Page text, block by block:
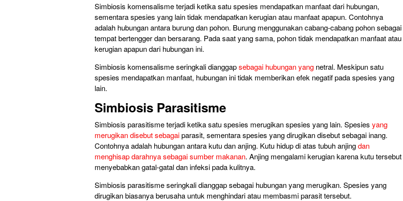
Simbiosis komensalisme terjadi ketika satu spesies mendapatkan manfaat dari hubungan,
sementara spesies yang lain tidak mendapatkan kerugian atau manfaat apapun. Contohnya
adalah hubungan antara burung dan pohon. Burung menggunakan cabang-cabang pohon sebagai
tempat bertengger dan bersarang. Pada saat yang sama, pohon tidak mendapatkan manfaat atau
kerugian apapun dari hubungan ini.
Simbiosis komensalisme seringkali dianggapsebagai hubungan yang netral. Meskipun satu
spesies mendapatkan manfaat, hubungan ini tidak memberikan efek negatif pada spesies yang
lain.
Simbiosis Parasitisme
Simbiosis parasitisme terjadi ketika satu spesies merugikan spesies yang lain. Spesies yang
merugikan disebut sebagaiparasit, sementara spesies yang dirugikan disebut sebagai inang.
Contohnya adalah hubungan antara kutu dan anjing. Kutu hidup di atas tubuh anjingdan
menghisap darahnya sebagai sumber makanan. Anjing mengalami kerugian karena kutu tersebut
menyebabkan gatal-gatal dan infeksi pada kulitnya.
Simbiosis parasitisme seringkali dianggap sebagai hubungan yang merugikan. Spesies yang
dirugikan biasanya berusaha untuk menghindari atau membasmi parasit tersebut.